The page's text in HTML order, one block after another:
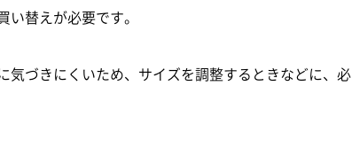
替えが必要です。
気づきにくいため、サイズを調整するときなどに、必